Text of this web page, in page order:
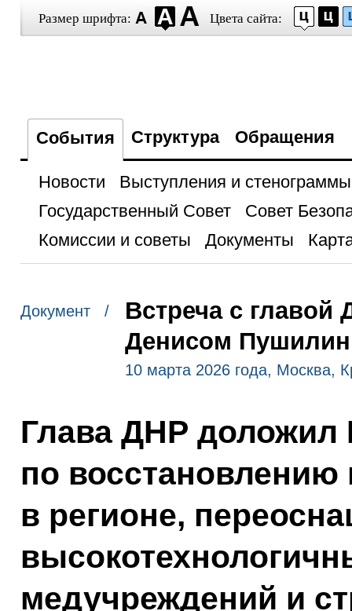
Размер шрифта: Цвета сайта:
События Структура Обращения
Новости
Выступления и стенограммы
Государственный Совет
Совет
Комиссии и советы
Документы
Документ /
Встреча с главой
Денисом
10 марта 2026 года, Москва,
Глава ДНР доложил
по восстановлению
в регионе,
медучреждений и